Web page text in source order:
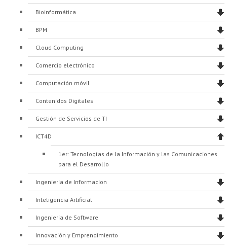
Bioinformática
BPM
Cloud Computing
Comercio electrónico
Computación móvil
Contenidos Digitales
Gestión de Servicios de TI
ICT4D
1er: Tecnologías de la Información y las Comunicaciones
para el Desarrollo
Ingenieria de Informacion
Inteligencia Artificial
Ingenieria de Software
Innovación y Emprendimiento